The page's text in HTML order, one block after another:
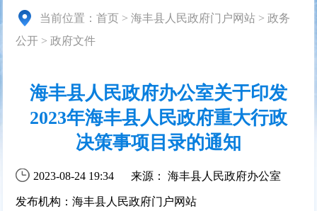
当前位置：首页 >海丰县人民政府门户网站 >政务
公开 >政府文件
海丰县人民政府办公室关于印发
2023年海丰县人民政府重大行政
决策事项目录的通知
2023-08-24 19:34 来源： 海丰县人民政府办公室
发布机构：海丰县人民政府门户网站